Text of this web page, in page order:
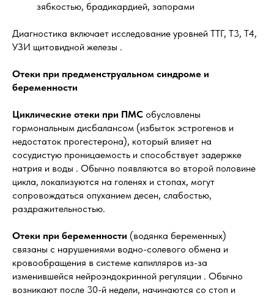
зябкостью, брадикардией, запорами
Диагностика включает исследование уровней ТТГ, Т3, Т4,
УЗИ щитовидной железы .
Отеки при предменструальном синдроме и
беременности
Циклические отеки при ПМС обусловлены
гормональным дисбалансом (избыток эстрогенов и
недостаток прогестерона), который влияет на
сосудистую проницаемость и способствует задержке
натрия и воды . Обычно появляются во второй половине
цикла, локализуются на голенях и стопах, могут
сопровождаться опуханием десен, слабостью,
раздражительностью.
Отеки при беременности (водянка беременных)
связаны с нарушениями водно-солевого обмена и
кровообращения в системе капилляров из-за
изменившейся нейроэндокринной регуляции . Обычно
возникают после 30-й недели, начинаются со стоп и